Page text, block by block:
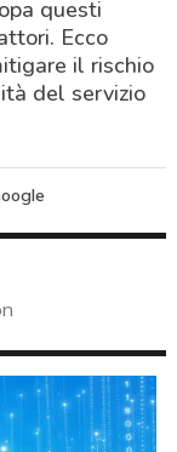
questi
Ecco
il rischio
del servizio